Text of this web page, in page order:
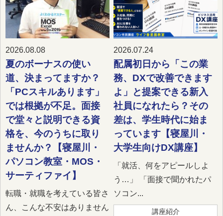
2026.08.08
夏のボーナスの使い
道、決まってますか？
「PCスキルあります」
では根拠が不足。面接
で堂々と説明できる資
格を、今のうちに取り
ませんか？【寝屋川・
パソコン教室・MOS・
サーティファイ】
転職・就職を考えている皆さ
ん、こんな不安はありません
2026.07.24
配属初日から「この業
務、DXで改善できます
よ」と提案できる新入
社員になれたら？その
差は、学生時代に始ま
っています【寝屋川・
大学生向けDX講座】
「就活、何をアピールしよ
う…」 「面接で聞かれたパ
ソコン...
講座紹介